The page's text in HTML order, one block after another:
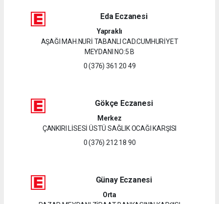
Eda Eczanesi
Yapraklı
AŞAĞI MAH.NURİ TABANLI CAD.CUMHURİYET
MEYDANI NO:5 B
0 (376) 361 20 49
Gökçe Eczanesi
Merkez
ÇANKIRI LİSESİ ÜSTÜ SAĞLIK OCAĞI KARŞISI
0 (376) 212 18 90
Günay Eczanesi
Orta